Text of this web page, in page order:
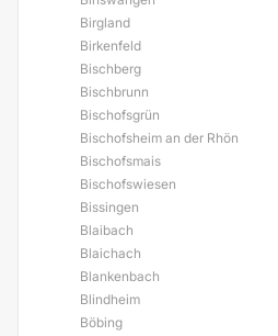
Birgland
Birkenfeld
Bischberg
Bischbrunn
Bischofsgrün
Bischofsheim an der Rhön
Bischofsmais
Bischofswiesen
Bissingen
Blaibach
Blaichach
Blankenbach
Blindheim
Böbing